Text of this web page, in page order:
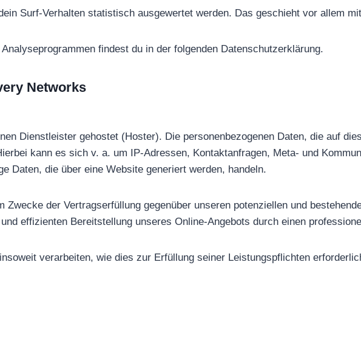
Surf-Verhalten statistisch ausgewertet werden. Das geschieht vor allem
findest du in der folgenden Datenschutzerklärung.
Networks
Dienstleister gehostet (Hoster). Die personenbezogenen Daten, die auf
kann es sich v. a. um IP-Adressen, Kontaktanfragen, Meta- und
Daten, die über eine Website generiert werden, handeln.
der Vertragserfüllung gegenüber unseren potenziellen und
effizienten Bereitstellung unseres Online-Angebots durch einen
verarbeiten, wie dies zur Erfüllung seiner Leistungspflichten